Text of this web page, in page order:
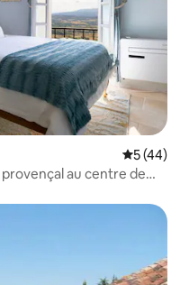
Note
5 (44)
au centre de